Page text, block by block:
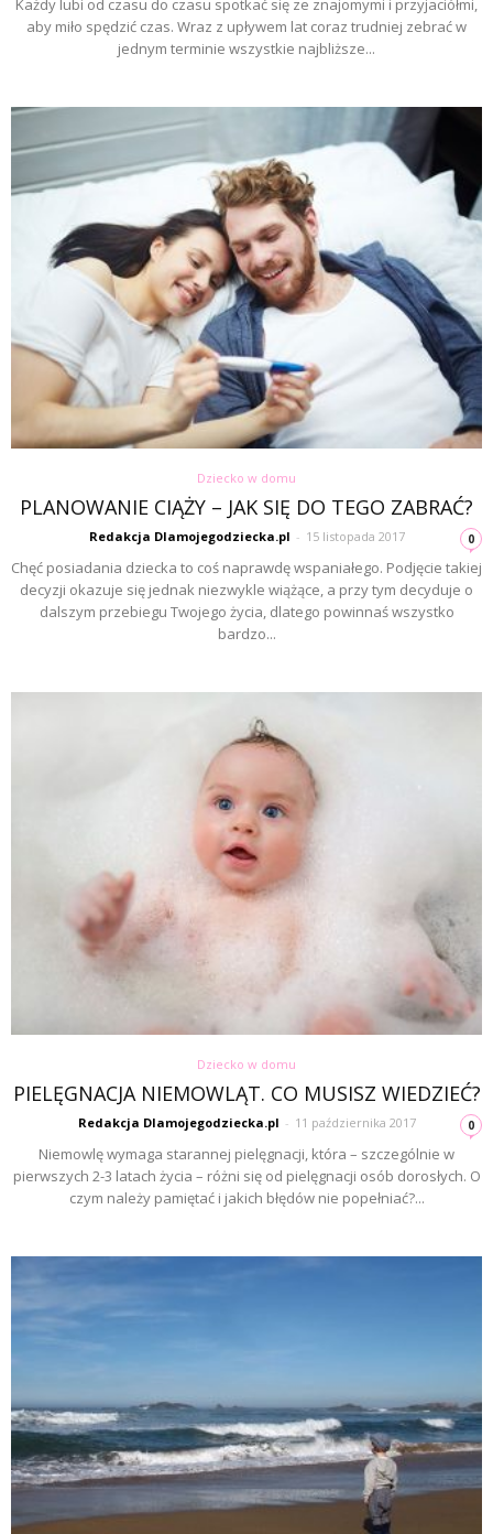
Każdy lubi od czasu do czasu spotkać się ze znajomymi i przyjaciółmi,
aby miło spędzić czas. Wraz z upływem lat coraz trudniej zebrać w
jednym terminie wszystkie najbliższe...
Dziecko w domu
PLANOWANIE CIĄŻY – JAK SIĘ DO TEGO ZABRAĆ?
Redakcja Dlamojegodziecka.pl - 15 listopada 2017 0
Chęć posiadania dziecka to coś naprawdę wspaniałego. Podjęcie takiej
decyzji okazuje się jednak niezwykle wiążące, a przy tym decyduje o
dalszym przebiegu Twojego życia, dlatego powinnaś wszystko
bardzo...
Dziecko w domu
PIELĘGNACJA NIEMOWLĄT. CO MUSISZ WIEDZIEĆ?
Redakcja Dlamojegodziecka.pl - 11 października 2017 0
Niemowlę wymaga starannej pielęgnacji, która – szczególnie w
pierwszych 2-3 latach życia – różni się od pielęgnacji osób dorosłych. O
czym należy pamiętać i jakich błędów nie popełniać?...